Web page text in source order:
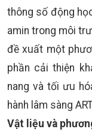
thông số động
amin trong môi
đề xuất một
phần cải thiện
nang và tối ưu
hành lâm sàng
Vật liệu và